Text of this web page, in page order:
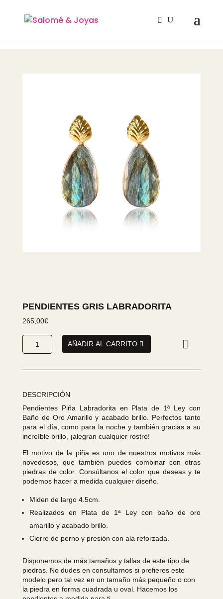
PENDIENTES GRIS LABRADORITA
265,00€
Pendientes
Gris
AÑADIR AL CARRITO
DESCRIPCIÓN
Pendientes Piña Labradorita en Plata de 1ª Ley con
Baño de Oro Amarillo y acabado brillo. Perfectos tanto
para el día, como para la noche y también gracias a su
increíble brillo, ¡alegran cualquier rostro!
El motivo de la piña es uno de nuestros motivos más
novedosos, que también puedes combinar con otras
piedras de color. Consúltanos el color que deseas y te
podemos hacer a medida cualquier diseño.
Miden de largo 4.5cm.
Realizados en Plata de 1ª Ley con baño de oro
amarillo y acabado brillo.
Cierre de perno y presión con ala reforzada.
Disponemos de más tamaños y tallas de este tipo de
piedras. No dudes en consultarnos si prefieres este
modelo pero tal vez en un tamaño más pequeño o con
la piedra en forma cuadrada u oval. Hacemos los